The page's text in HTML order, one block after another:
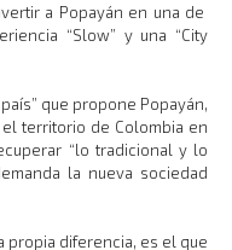
a Popayán en una de
“Slow” y una “City
que propone Popayán,
territorio de Colombia en
“lo tradicional y lo
la nueva sociedad
propia diferencia, es el que